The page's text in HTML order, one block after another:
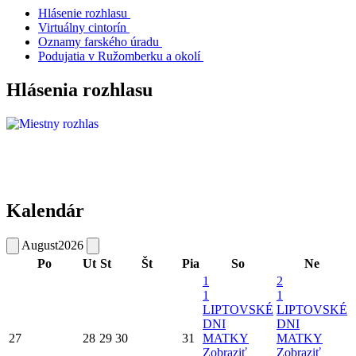
Hlásenie rozhlasu
Virtuálny cintorín
Oznamy farského úradu
Podujatia v Ružomberku a okolí
Hlásenia rozhlasu
Kalendár
August2026
Po
Ut St Št Pia So Ne
27 28 29 30 31
1
1
LIPTOVSKÉ
DNI
MATKY
Zobraziť
2
1
LIPTOVSKÉ
DNI
MATKY
Zobraziť